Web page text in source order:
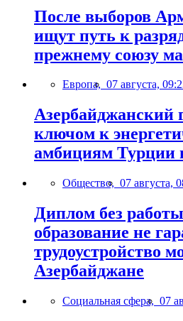
После выборов
ищут путь к
прежнему союзу
Европа, 07 августа,
Азербайджанский
ключом к
амбициям Турции
Общество, 07 августа,
Диплом без
образование не
трудоустройство
Азербайджане
Социальная сфера, 07